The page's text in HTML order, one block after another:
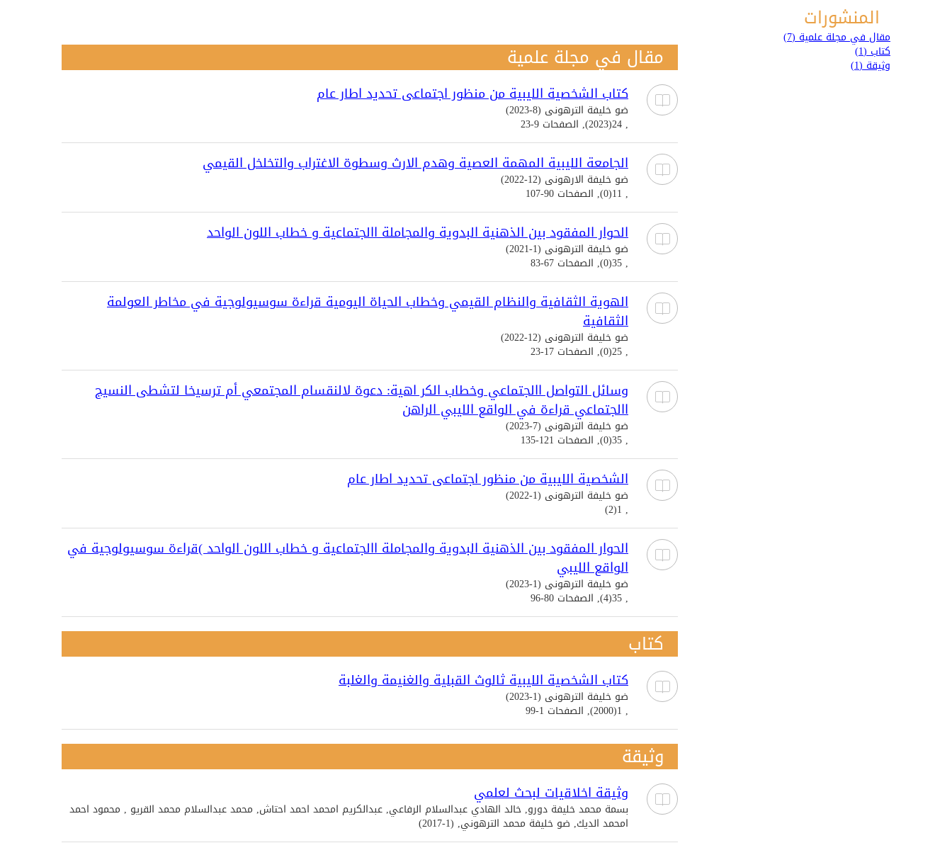
المنشورات
مقال في مجلة علمية (7)
كتاب (1)
وثيقة (1) مقال في مجلة علمية
كتاب الشخصية الليبية من منظور اجتماعى تحديد اطار عام
ضو خليفة الترهونى (8-2023)
, 24(2023), الصفحات 9-23
الجامعة الليبية المهمة العصية وهدم الارث وسطوة الاغتراب والتخلخل القيمي
ضو خليفة الارهونى (12-2022)
, 11(0), الصفحات 90-107
الحوار المفقود بين الذهنية البدوية والمجاملة االجتماعية و خطاب اللون الواحد
ضو خليفة الترهونى (1-2021)
, 35(0), الصفحات 67-83
الھویة الثقافیة والنظام القیمي وخطاب الحیاة الیومیة قراءة سوسیولوجیة في مخاطر العولمة
الثقافیة
ضو خليفة الترهونى (12-2022)
, 25(0), الصفحات 17-23
وسائل التواصل االجتماعي وخطاب الكر اهية: دعوة لالنقسام المجتمعي أم ترسيخا لتشطى النسيج
االجتماعي قراءة في الواقع الليبي الراهن
ضو خليفة الترهونى (7-2023)
, 35(0), الصفحات 121-135
الشخصية الليبية من منظور اجتماعى تحديد اطار عام
ضو خليفة الترهونى (1-2022)
, 1(2)
الحوار المفقود بين الذهنية البدوية والمجاملة االجتماعية و خطاب اللون الواحد )قراءة سوسيولوجية في
الواقع الليبي
ضو خليفة الترهونى (1-2023)
, 35(4), الصفحات 80-96
كتاب
كتاب الشخصية الليبية ثالوث القبلية والغنيمة والغلبة
ضو خليفة الترهونى (1-2023)
, 1(2000), الصفحات 1-99
وثيقة
وثيقة اخلاقيات لبحث لعلمي
بسمة محمد خليفة دورو, خالد الهادي عبدالسلام الرفاعي, عبدالكريم امحمد احمد احتاش, محمد عبدالسلام محمد القريو , محمود احمد
امحمد الديك, ضو خليفة محمد الترهوني, (1-2017)